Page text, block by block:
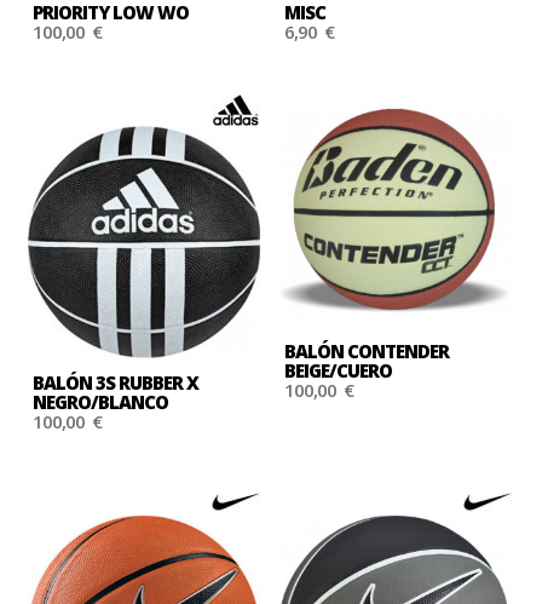
PRIORITY LOW WO
100,00 €
MISC
6,90 €
BALÓN 3S RUBBER X
NEGRO/BLANCO
100,00 €
BALÓN CONTENDER
BEIGE/CUERO
100,00 €